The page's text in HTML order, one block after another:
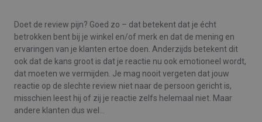
Doet de review pijn? Goed zo – dat betekent dat je écht
betrokken bent bij je winkel en/of merk en dat de mening en
ervaringen van je klanten ertoe doen. Anderzijds betekent dit
ook dat de kans groot is dat je reactie nu ook emotioneel wordt,
dat moeten we vermijden. Je mag nooit vergeten dat jouw
reactie op de slechte review niet naar de persoon gericht is,
misschien leest hij of zij je reactie zelfs helemaal niet. Maar
andere klanten dus wel…